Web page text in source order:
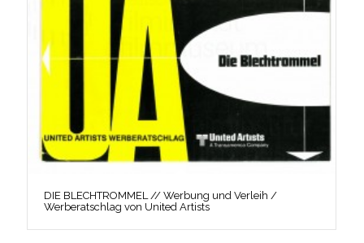
DIE BLECHTROMMEL // Werbung und Verleih /
Werberatschlag von United Artists